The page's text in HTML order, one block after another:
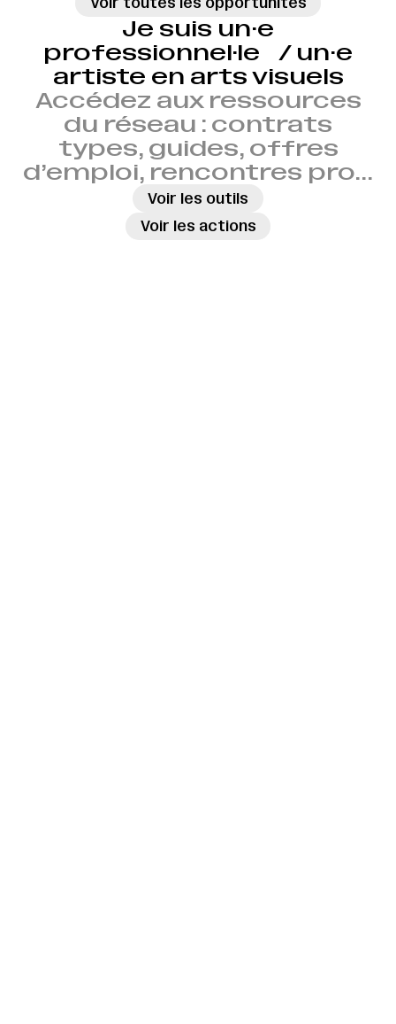
Je suis un·e
professionnel·le / un·e
artiste en arts visuels
Accédez aux ressources
du réseau : contrats
types, guides, offres
d’emploi, rencontres pro…
Voir les outils
Voir les actions